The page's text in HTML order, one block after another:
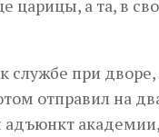
царицы, а та, в
службе при
отправил на